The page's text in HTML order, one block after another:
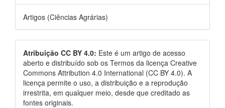
Artigos (Ciências Agrárias)
Atribuição CC BY 4.0: Este é um artigo de acesso
aberto e distribuído sob os Termos da licença Creative
Commons Attribution 4.0 International (CC BY 4.0). A
licença permite o uso, a distribuição e a reprodução
irrestrita, em qualquer meio, desde que creditado as
fontes originais.